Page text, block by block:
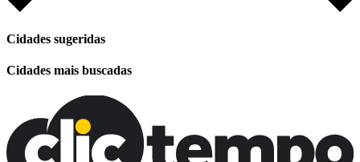
Cidades sugeridas
Cidades mais buscadas